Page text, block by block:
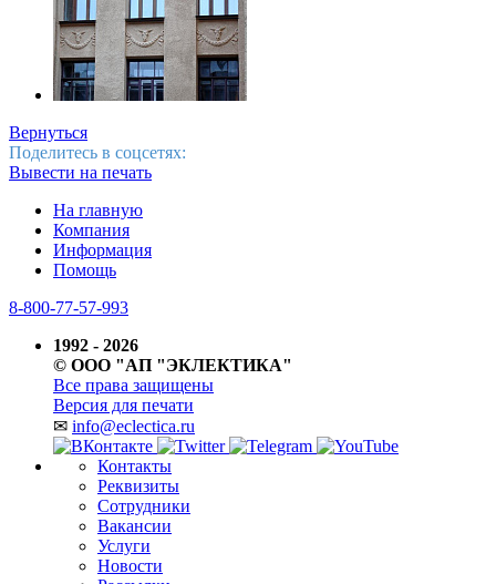
Вернуться
Поделитесь в соцсетях:
Вывести на печать
На главную
Компания
Информация
Помощь
8-800-77-57-993
1992 - 2026
© ООО "АП "ЭКЛЕКТИКА"
Все права защищены
Версия для печати
✉ info@eclectica.ru
Контакты
Реквизиты
Сотрудники
Вакансии
Услуги
Новости